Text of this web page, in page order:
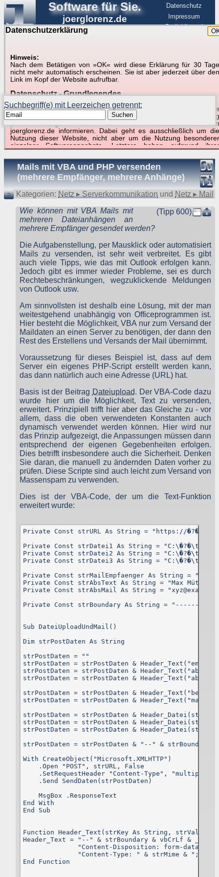
Datenschutzerklärung
Hinweis:
Nach dem Betätigen von »OK« wird diese Erklärung für 30 Tage
nicht mehr automatisch erscheinen. Sie ist aber jederzeit über den
Link im Kopf der Website aufrufbar.
Datenschutz - Grundlegendes
Diese Datenschutzerklärung soll die Nutzer dieser Website über die
Art, den Umfang und den Zweck der Erhebung und Verwendung
personenbezogener Daten durch den Websitebetreiber von
joerglorenz.de informieren. Dabei geht es ausschließlich um die
Nutzung dieser Website, nicht aber um die Nutzung besonderer
einzelner Softwareangebote. Letztere haben aufgrund ihrer
gespeichert werden müssen, die für das Funktionieren erforderlich
sind. Hier ist es wichtig, dass Sie selbst zum Testen dieser
Funktionen möglichst erfundene Daten verwenden. Ansonsten wird
auf die spezifischen Besonderheiten beim jeweiligen Angebot
gesondert hingewiesen.
dem Daten übertragen werden, werden diese Daten auf dem
Server joerglorenz.de gespeichert. Dies erfolgt in MySQL-Tabellen,
Tabellen einer MySQL-Datenbank also. Diese Daten bleiben nur
zum Zweck der jeweiligen Funktion dort gespeichert, so dass Sie
oder von Ihnen angegebene Empfänger, Partner, Mitarbeiter usw.
diese Daten verwenden können. Eine weitere Nutzung dieser
Daten durch den Websitebetreiber oder andere Personen erfolgt
nicht.
Der Websitebetreiber nimmt Ihren Datenschutz sehr ernst und
behandelt Ihre personenbezogenen Daten vertraulich und
entsprechend der gesetzlichen Vorschriften. Da durch neue
Änderungen an dieser Datenschutzerklärung vorgenommen
werden können, empfehlen wir Ihnen, sich die
Datenschutzerklärung in regelmäßigen Abständen wieder
durchzulesen.
Definitionen der verwendeten Begriffe (z.B. “personenbezogene
Zugriffsdaten
unseres berechtigten Interesses (s. Art. 6 Abs. 1 lit. f. DSGVO)
Daten über Zugriffe auf die Website und speichern diese als
„Server-Logfiles“ auf dem Server der Website ab. Folgende Daten
werden so protokolliert:
Besuchte Website und besuchte Webseite
Uhrzeit zum Zeitpunkt des Zugriffes
Menge der gesendeten Daten in Byte
Quelle/Verweis, von welchem Sie auf die Seite gelangten
Verwendeter Browser
Verwendetes Betriebssystem
Verwendete IP-Adresse
anschließend gelöscht. Dies liegt in der Zuständigkeit des Providers
Strato AG, der Websitebetreiber nutzt diese Daten nicht. Strato
Besuchern erheben und warum
Datenschutzinformation
Der Websitebetreiber zeichnet die o. g. Daten selbst auf und
speichert sie für einige Zeit - aus Sicherheitsgründen um Angriffe
zu erkennen, um z. B. Missbrauchsfälle aufklären zu können und
oft aufgerufen werden. Müssen Daten aus Beweisgründen
aufgehoben werden, sind sie solange von der Löschung
ausgenommen bis der Vorfall endgültig geklärt ist.
Reichweitenmessung & Cookies
Eine Reichweitenmessung in diesem Sinne erfolgt durch den
und der Webseiten auf der Basis der Logfiles ohne direkte
Bei Cookies handelt es sich um kleine Dateien, welche auf Ihrem
Endgerät gespeichert werden. Ihr Browser greift auf diese Dateien
Diese Website verwendet ausschließlich einen Cookie mit einer ID
(zufällige Zeichenfolge, PHPSESSID), damit Sie beim aktuellen
können. Andere Daten als die ID sind nicht enthalten; der Cookie
verfällt sofort mit dem Beenden der Browsersitzung. Benötigt wird
der Cookie allerdings auch nur, wenn Sie dem Anbieter per
Fehler nicht alles neu ausfüllen.
Sie diese Datenschutzerklärung gesehen haben, damit diese
Erklärung, dass dieser Cookie gespeichert wird, nicht bei jedem
Aufruf der Website erscheint.
zuzulassen.
Hinweis: Es ist nicht gewährleistet, dass Sie auf alle Funktionen
dieser Website ohne Einschränkungen zugreifen können, wenn Sie
Datenschutzerklärung bei jedem Aufruf der Website erscheint,
merkt man das Fehlen der Cookies sonst aber auch nicht.
Erfassung und Verarbeitung personenbezogener Daten
Software für Sie.
joerglorenz.de
Datenschutz
Impressum
BerlinHimmel
Suche in Beispielen und Tipps zu Excel und
VBA
Suchbegriff(e) mit Leerzeichen getrennt:
Suchen
Suchergebnisse (1 Treffer, 1 Begriff)
Mails mit VBA und PHP versenden
(mehrere Empfänger, mehrere Anhänge)
Kategorien: Netz ▸ Serverkommunikation und Netz ▸ Mail
(Tipp 600)
Wie können mit VBA Mails mit
mehreren Dateianhängen an
mehrere Empfänger gesendet werden?
Die Aufgabenstellung, per Mausklick oder automatisiert
Mails zu versenden, ist sehr weit verbreitet. Es gibt
auch viele Tipps, wie das mit Outlook erfolgen kann.
Jedoch gibt es immer wieder Probleme, sei es durch
Rechtebeschränkungen, wegzuklickende Meldungen
von Outlook usw.
Am sinnvollsten ist deshalb eine Lösung, mit der man
weitestgehend unabhängig von Officeprogrammen ist.
Hier besteht die Möglichkeit, VBA nur zum Versand der
Maildaten an einen Server zu benötigen, der dann den
Rest des Erstellens und Versands der Mail übernimmt.
Voraussetzung für dieses Beispiel ist, dass auf dem
Server ein eigenes PHP-Script erstellt werden kann,
das dann natürlich auch eine Adresse (URL) hat.
Basis ist der Beitrag Dateiupload. Der VBA-Code dazu
wurde hier um die Möglichkeit, Text zu versenden,
erweitert. Prinzipiell trifft hier aber das Gleiche zu - vor
allem, dass die oben verwendeten Konstanten auch
dynamisch verwendet werden können. Hier wird nur
das Prinzip aufgezeigt, die Anpassungen müssen dann
entsprechend der eigenen Gegebenheiten erfolgen.
Dies betrifft insbesondere auch die Sicherheit. Denken
Sie daran, die manuell zu ändernden Daten vorher zu
prüfen. Diese Scripte sind auch leicht zum Versand von
Massenspam zu verwenden.
Dies ist der VBA-Code, der um die Text-Funktion
erweitert wurde:
Private Const strURL As String = "https://�?�Ihre
Private Const strDatei1 As String =
Private Const strDatei2 As String =
Private Const strDatei3 As String =
Private Const strMailEmpfaenger As String =
Private Const strAbsText As String = "Max Mütze"
Private Const strAbsMail As String =
Private Const strBoundary As String =
Sub DateiUploadUndMail()
Dim strPostDaten As String
strPostDaten = ""
strPostDaten = strPostDaten &
strPostDaten = strPostDaten &
strPostDaten = strPostDaten &
strPostDaten = strPostDaten &
strPostDaten = strPostDaten &
strPostDaten = strPostDaten &
strPostDaten = strPostDaten &
strPostDaten = strPostDaten &
strPostDaten = strPostDaten & "--" & strBoundary
With CreateObject("Microsoft.XMLHTTP")
    .Open "POST", strURL, False
.SetRequestHeader "Content-Type", "multipart/
    .Send SendDaten(strPostDaten)
    MsgBox .ResponseText
End With
End Sub
Function Header_Text(strKey As String, strValue
Header_Text = "--" & strBoundary & vbCrLf & _
"Content-Disposition: form-data;
"Content-Type: " & strMime & ";
End Function